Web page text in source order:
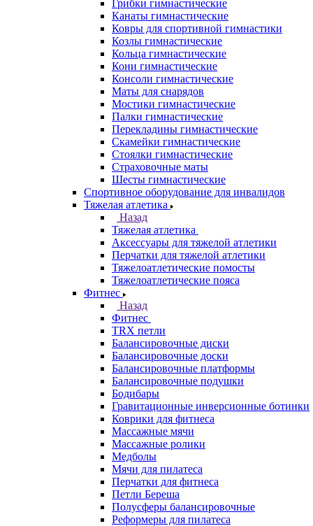
Грибки гимнастические
Канаты гимнастические
Ковры для спортивной гимнастики
Козлы гимнастические
Кольца гимнастические
Кони гимнастические
Консоли гимнастические
Маты для снарядов
Мостики гимнастические
Палки гимнастические
Перекладины гимнастические
Скамейки гимнастические
Стоялки гимнастические
Страховочные маты
Шесты гимнастические
Спортивное оборудование для инвалидов
Тяжелая атлетика
Назад
Тяжелая атлетика
Аксессуары для тяжелой атлетики
Перчатки для тяжелой атлетики
Тяжелоатлетические помосты
Тяжелоатлетические пояса
Фитнес
Назад
Фитнес
TRX петли
Балансировочные диски
Балансировочные доски
Балансировочные платформы
Балансировочные подушки
Бодибары
Гравитационные инверсионные ботинки
Коврики для фитнеса
Массажные мячи
Массажные ролики
Медболы
Мячи для пилатеса
Перчатки для фитнеса
Петли Береша
Полусферы балансировочные
Реформеры для пилатеса